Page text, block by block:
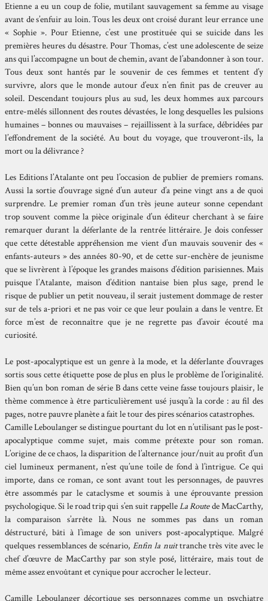
Etienne a eu un coup de folie, mutilant sauvagement sa femme au visage
avant de s’enfuir au loin. Tous les deux ont croisé durant leur errance une
« Sophie ». Pour Etienne, c’est une prostituée qui se suicide dans les
premières heures du désastre. Pour Thomas, c’est une adolescente de seize
ans qui l’accompagne un bout de chemin, avant de l’abandonner à son tour.
Tous deux sont hantés par le souvenir de ces femmes et tentent d’y
survivre, alors que le monde autour d’eux n’en finit pas de creuver au
soleil. Descendant toujours plus au sud, les deux hommes aux parcours
entre-mêlés sillonnent des routes dévastées, le long desquelles les pulsions
humaines – bonnes ou mauvaises – rejaillissent à la surface, débridées par
l’effondrement de la société. Au bout du voyage, que trouveront-ils, la
mort ou la délivrance ?
Les Editions l’Atalante ont peu l’occasion de publier de premiers romans.
Aussi la sortie d’ouvrage signé d’un auteur d’a peine vingt ans a de quoi
surprendre. Le premier roman d’un très jeune auteur sonne cependant
trop souvent comme la pièce originale d’un éditeur cherchant à se faire
remarquer durant la déferlante de la rentrée littéraire. Je dois confesser
que cette détestable appréhension me vient d’un mauvais souvenir des «
enfants-auteurs » des années 80-90, et de cette sur-enchère de jeunisme
que se livrèrent à l’époque les grandes maisons d’édition parisiennes. Mais
puisque l’Atalante, maison d’édition nantaise bien plus sage, prend le
risque de publier un petit nouveau, il serait justement dommage de rester
sur de tels a-priori et ne pas voir ce que leur poulain a dans le ventre. Et
force m’est de reconnaître que je ne regrette pas d’avoir écouté ma
curiosité.
Le post-apocalyptique est un genre à la mode, et la déferlante d’ouvrages
sortis sous cette étiquette pose de plus en plus le problème de l’originalité.
Bien qu’un bon roman de série B dans cette veine fasse toujours plaisir, le
thème commence à être particulièrement usé jusqu’à la corde : au fil des
pages, notre pauvre planète a fait le tour des pires scénarios catastrophes.
Camille Leboulanger se distingue pourtant du lot en n’utilisant pas le post-
apocalyptique comme sujet, mais comme prétexte pour son roman.
L’origine de ce chaos, la disparition de l’alternance jour/nuit au profit d’un
ciel lumineux permanent, n’est qu’une toile de fond à l’intrigue. Ce qui
importe, dans ce roman, ce sont avant tout les personnages, de pauvres
être assommés par le cataclysme et soumis à une éprouvante pression
psychologique. Si le road trip qui s’en suit rappelleLa Routede MacCarthy,
la comparaison s’arrête là. Nous ne sommes pas dans un roman
déstructuré, bâti à l’image de son univers post-apocalyptique. Malgré
quelques ressemblances de scénario,Enfin la nuittranche très vite avec le
chef d’œuvre de MacCarthy par son style posé, littéraire, mais tout de
même assez envoûtant et cynique pour accrocher le lecteur.
Camille Leboulanger décortique ses personnages comme un psychiatre